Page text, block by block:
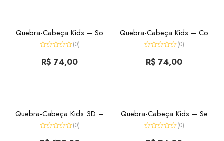
Quebra-Cabeça Kids – So
0
de
(0)
R$ 74,00
Quebra-Cabeça Kids – Co
0
de
(0)
R$ 74,00
Quebra-Cabeça Kids 3D –
(0)
Quebra-Cabeça Kids – Se
(0)